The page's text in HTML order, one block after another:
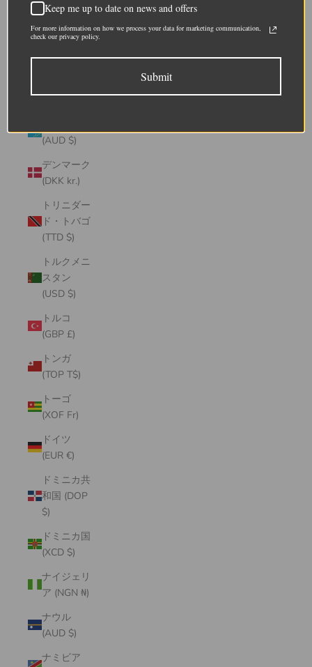
チャド
(XAF CFA)
チュニジア
(USD $)
$)
(AUD $)
デンマーク
(DKK kr.)
トリニダー
ド・トバゴ
(TTD $)
トルクメニ
スタン
(USD $)
トルコ
(GBP £)
トンガ
(TOP T$)
トーゴ
(XOF Fr)
ドイツ
(EUR €)
ドミニカ共
和国 (DOP
$)
ドミニカ国
(XCD $)
ナイジェリ
ア (NGN ₦)
ナウル
(AUD $)
ナミビア
Keep me up to date on news and offers
For more information on how we process your data for marketing communication,
check our privacy policy.
Submit